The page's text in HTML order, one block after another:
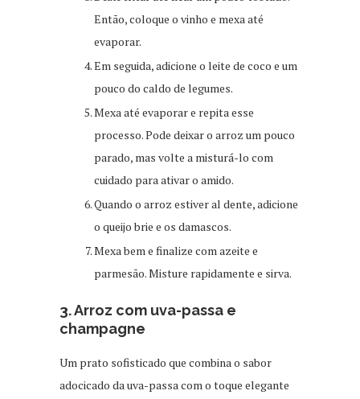
Então, coloque o vinho e mexa até
evaporar.
Em seguida, adicione o leite de coco e um
pouco do caldo de legumes.
Mexa até evaporar e repita esse
processo. Pode deixar o arroz um pouco
parado, mas volte a misturá-lo com
cuidado para ativar o amido.
Quando o arroz estiver al dente, adicione
o queijo brie e os damascos.
Mexa bem e finalize com azeite e
parmesão. Misture rapidamente e sirva.
3. Arroz com uva-passa e
champagne
Um prato sofisticado que combina o sabor
adocicado da uva-passa com o toque elegante